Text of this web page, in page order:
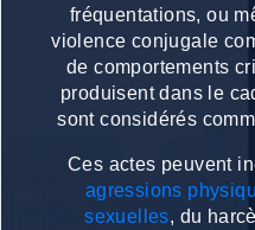
fréquentations, ou
violence conjugale
de comportements
produisent dans le
sont considérés
Ces actes peuvent
agressions
sexuelles, du